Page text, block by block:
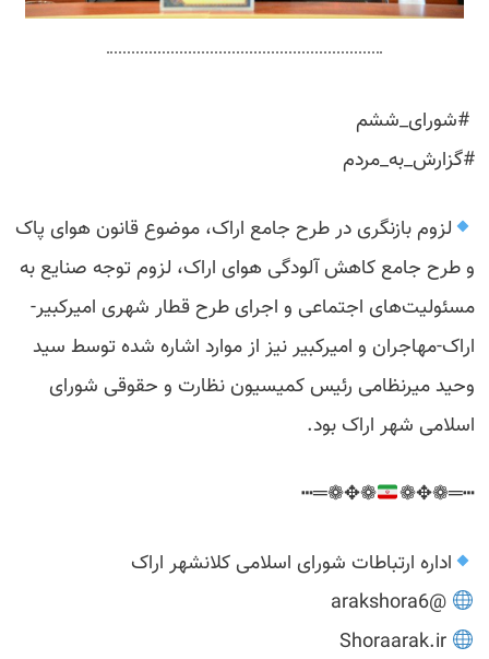
‍ #شورای_ششم
#گزارش_به_مردم
لزوم بازنگری در طرح جامع اراک، موضوع قانون هوای پاک
و طرح جامع کاهش آلودگی هوای اراک، لزوم توجه صنایع به
مسئولیت‌های اجتماعی و اجرای طرح قطار شهری امیرکبیر-
اراک-مهاجران و امیرکبیر نیز از موارد اشاره شده توسط سید
وحید میرنظامی رئیس کمیسیون نظارت و حقوقی شورای
اسلامی شهر اراک بود.
┅═❁✥❁
❁✥❁═┅
اداره ارتباطات شورای اسلامی کلانشهر اراک
@arakshora6
Shoraarak.ir